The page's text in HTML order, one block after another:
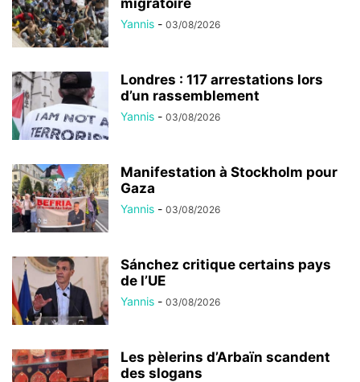
Yannis - 03/08/2026
Londres : 117 arrestations lors
d’un rassemblement
Yannis - 03/08/2026
Manifestation à Stockholm pour
Gaza
Yannis - 03/08/2026
Sánchez critique certains pays
de l’UE
Yannis - 03/08/2026
Les pèlerins d’Arbaïn scandent
des slogans